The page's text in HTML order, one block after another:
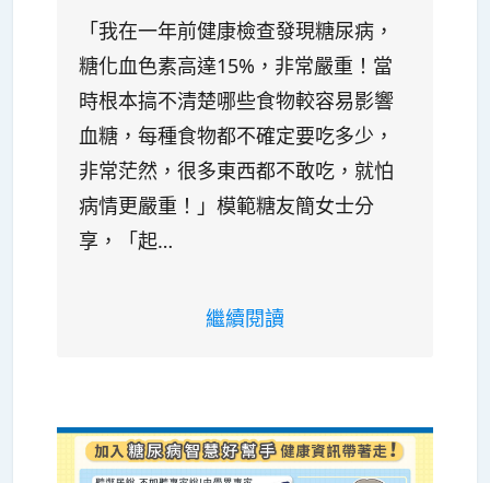
「我在一年前健康檢查發現糖尿病，
糖化血色素高達15%，非常嚴重！當
時根本搞不清楚哪些食物較容易影響
血糖，每種食物都不確定要吃多少，
非常茫然，很多東西都不敢吃，就怕
病情更嚴重！」模範糖友簡女士分
享，「起…
繼續閱讀